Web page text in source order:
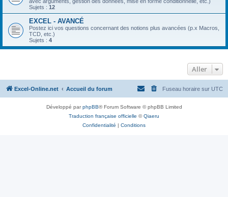
Sujets : 12
EXCEL - AVANCÉ
Postez ici vos questions concernant des notions plus avancées (p.x Macros,
TCD, etc.)
Sujets : 4
Aller
Excel-Online.net Accueil du forum Fuseau horaire sur UTC
Développé parphpBB® Forum Software © phpBB Limited
Traduction française officielle ©Qiaeru
Confidentialité | Conditions